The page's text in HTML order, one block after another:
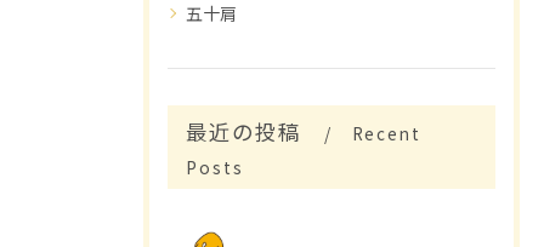
五十肩
最近の投稿
Recent
Posts